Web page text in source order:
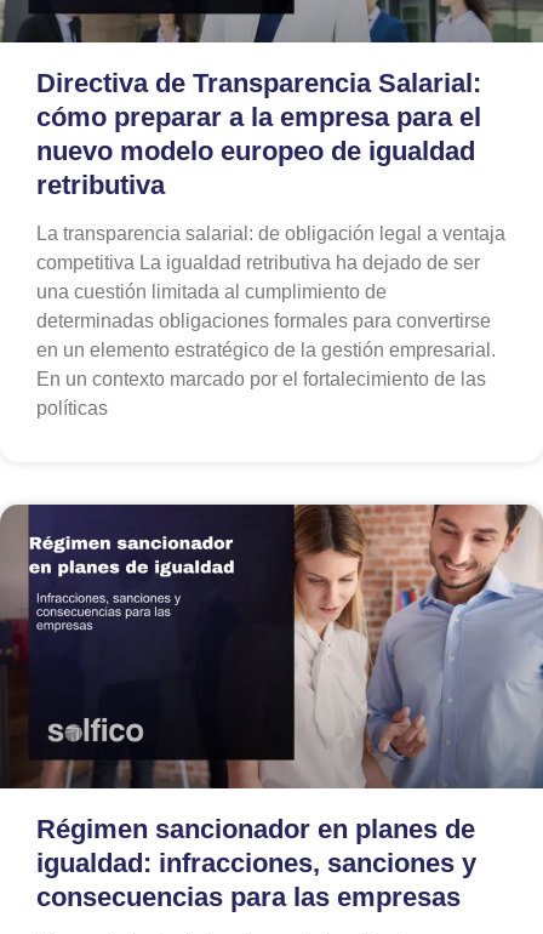
Directiva de Transparencia Salarial:
cómo preparar a la empresa para el
nuevo modelo europeo de igualdad
retributiva
La transparencia salarial: de obligación legal a ventaja
competitiva La igualdad retributiva ha dejado de ser
una cuestión limitada al cumplimiento de
determinadas obligaciones formales para convertirse
en un elemento estratégico de la gestión empresarial.
En un contexto marcado por el fortalecimiento de las
políticas
Régimen sancionador en planes de
igualdad: infracciones, sanciones y
consecuencias para las empresas